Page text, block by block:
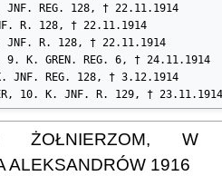
JNF. REG. 128, † 22.11.1914
R. 128, † 22.11.1914
JNF. R. 128, † 22.11.1914
9. K. GREN. REG. 6, † 24.11.1914
JNF. REG. 128, † 3.12.1914
10. K. JNF. R. 129, † 23.11.1914
ŻOŁNIERZOM, W
ALEKSANDRÓW 1916